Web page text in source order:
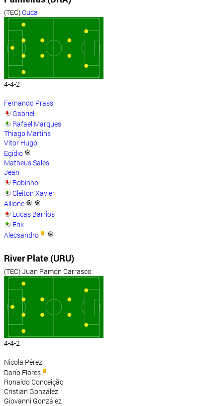
(TEC) Cuca
4-4-2
Fernando Prass
Gabriel
Rafael Marques
Thiago Martins
Vitor Hugo
Egídio
Matheus Sales
Jean
Robinho
Cleiton Xavier
Allione
Lucas Barrios
Erik
Alecsandro
River Plate (URU)
(TEC) Juan Ramón Carrasco
4-4-2
Nicola Pérez
Darío Flores
Ronaldo Conceição
Cristian González
Giovanni González